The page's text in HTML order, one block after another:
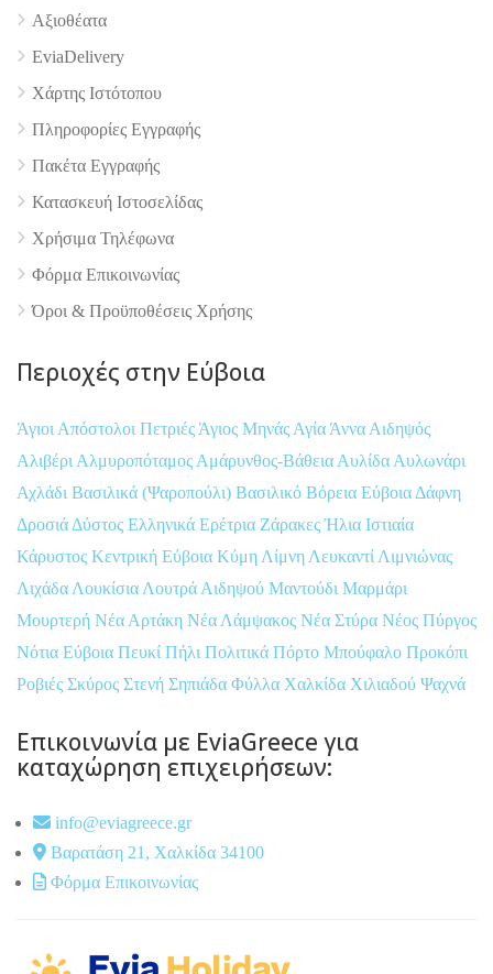
4.9
Αξιοθέατα
EviaDelivery
Χάρτης Ιστότοπου
Πληροφορίες Εγγραφής
Πακέτα Εγγραφής
Κατασκευή Ιστοσελίδας
Χρήσιμα Τηλέφωνα
Φόρμα Επικοινωνίας
Όροι & Προϋποθέσεις Xρήσης
Περιοχές στην Εύβοια
Άγιοι Απόστολοι Πετριές Άγιος Μηνάς Αγία Άννα Αιδηψός
Αλιβέρι Αλμυροπόταμος Αμάρυνθος-Βάθεια Αυλίδα Αυλωνάρι
Αχλάδι Βασιλικά (Ψαροπούλι) Βασιλικό Βόρεια Εύβοια Δάφνη
Δροσιά Δύστος Ελληνικά Ερέτρια ΖάρακεςΉλια Ιστιαία
Κάρυστος Κεντρική Εύβοια Κύμη Λίμνη Λευκαντί Λιμνιώνας
Λιχάδα Λουκίσια Λουτρά Αιδηψού Μαντούδι Μαρμάρι
Μουρτερή Νέα Αρτάκη Νέα Λάμψακος Νέα Στύρα Νέος Πύργος
Νότια Εύβοια Πευκί Πήλι Πολιτικά Πόρτο Μπούφαλο Προκόπι
Ροβιές Σκύρος Στενή Σηπιάδα Φύλλα Χαλκίδα Χιλιαδού Ψαχνά
Επικοινωνία με EviaGreece για
καταχώρηση επιχειρήσεων:
info@eviagreece.gr
Βαρατάση 21, Χαλκίδα 34100
Φόρμα Επικοινωνίας